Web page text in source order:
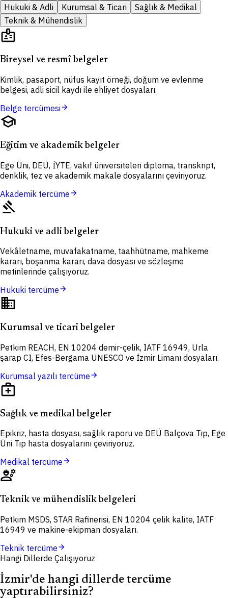
Hukuki & Adli
Kurumsal & Ticari
Sağlık & Medikal
Teknik & Mühendislik
badge
Bireysel ve resmî belgeler
Kimlik, pasaport, nüfus kayıt örneği, doğum ve evlenme
belgesi, adli sicil kaydı ile ehliyet dosyaları.
Belge tercümesiarrow_forward
school
Eğitim ve akademik belgeler
Ege Üni, DEÜ, İYTE, vakıf üniversiteleri diploma, transkript,
denklik, tez ve akademik makale dosyalarını çeviriyoruz.
Akademik tercümearrow_forward
gavel
Hukuki ve adli belgeler
Vekâletname, muvafakatname, taahhütname, mahkeme
kararı, boşanma kararı, dava dosyası ve sözleşme
metinlerinde çalışıyoruz.
Hukuki tercümearrow_forward
domain
Kurumsal ve ticari belgeler
Petkim REACH, EN 10204 demir-çelik, IATF 16949, Urla
şarap CI, Efes-Bergama UNESCO ve İzmir Limanı dosyaları.
Kurumsal yazılı tercümearrow_forward
medical_services
Sağlık ve medikal belgeler
Epikriz, hasta dosyası, sağlık raporu ve DEÜ Balçova Tıp, Ege
Üni Tıp hasta dosyalarını çeviriyoruz.
Medikal tercümearrow_forward
engineering
Teknik ve mühendislik belgeleri
Petkim MSDS, STAR Rafinerisi, EN 10204 çelik kalite, IATF
16949 ve makine-ekipman dosyaları.
Teknik tercümearrow_forward
Hangi Dillerde Çalışıyoruz
İzmir'de hangi dillerde tercüme
yaptırabilirsiniz?